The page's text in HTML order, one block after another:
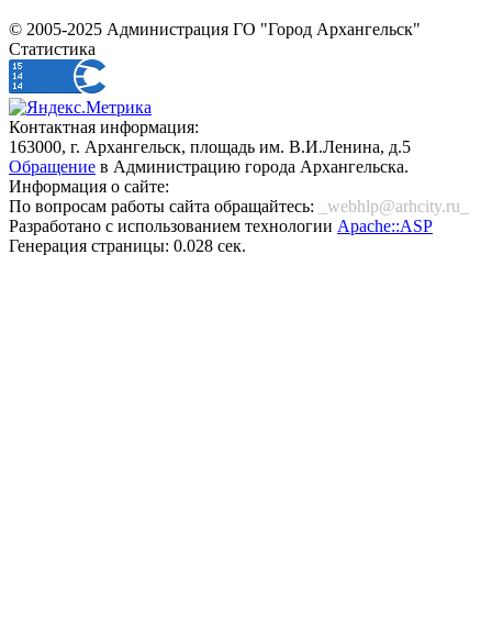
© 2005-2025 Администрация ГО "Город Архангельск"
Статистика
Контактная информация:
163000, г. Архангельск, площадь им. В.И.Ленина, д.5
Обращение в Администрацию города Архангельска.
Информация о сайте:
По вопросам работы сайта обращайтесь:
_webhlp@arhcity.ru_
Разработано с использованием технологии Apache::ASP
Генерация страницы: 0.028 сек.